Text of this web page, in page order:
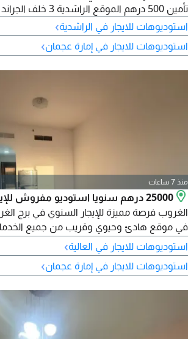
تأمين 500 درهم الموقع الراشدية 3 خلف الجراند مول للتواصل
استوديوهات للايجار في الراشدية›
استوديوهات للايجار في إمارة عجمان›
منذ 7 ساعات
25000 درهم سنويا استوديو مفروش
الغروب فرصة مميزة للإيجار السنوي في برج
في موقع هادئ وحيوي وقريب من جميع
الاستوديو مفروش بالكامل وجاهز للسكن،
يبحث عن سكن مريح وعملي بسعر مناسب.
الشيخ محمد بن زايد، مع سهولة الوصول الى دبي
استوديوهات للايجار في العالية›
استوديوهات للايجار في إمارة عجمان›